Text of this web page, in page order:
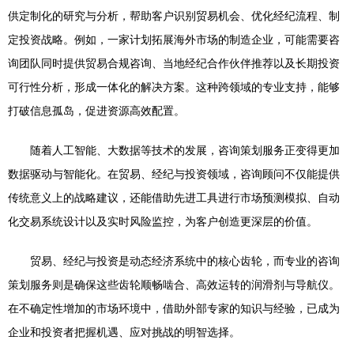
供定制化的研究与分析，帮助客户识别贸易机会、优化经纪流程、制
定投资战略。例如，一家计划拓展海外市场的制造企业，可能需要咨
询团队同时提供贸易合规咨询、当地经纪合作伙伴推荐以及长期投资
可行性分析，形成一体化的解决方案。这种跨领域的专业支持，能够
打破信息孤岛，促进资源高效配置。
随着人工智能、大数据等技术的发展，咨询策划服务正变得更加
数据驱动与智能化。在贸易、经纪与投资领域，咨询顾问不仅能提供
传统意义上的战略建议，还能借助先进工具进行市场预测模拟、自动
化交易系统设计以及实时风险监控，为客户创造更深层的价值。
贸易、经纪与投资是动态经济系统中的核心齿轮，而专业的咨询
策划服务则是确保这些齿轮顺畅啮合、高效运转的润滑剂与导航仪。
在不确定性增加的市场环境中，借助外部专家的知识与经验，已成为
企业和投资者把握机遇、应对挑战的明智选择。